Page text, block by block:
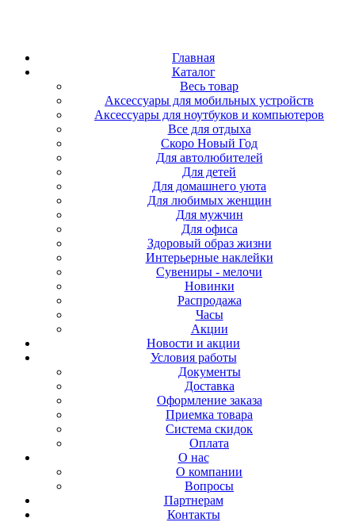
Главная
Каталог
Весь товар
Аксессуары для мобильных устройств
Аксессуары для ноутбуков и компьютеров
Все для отдыха
Скоро Новый Год
Для автолюбителей
Для детей
Для домашнего уюта
Для любимых женщин
Для мужчин
Для офиса
Здоровый образ жизни
Интерьерные наклейки
Сувениры - мелочи
Новинки
Распродажа
Часы
Акции
Новости и акции
Условия работы
Документы
Доставка
Оформление заказа
Приемка товара
Система скидок
Оплата
О нас
О компании
Вопросы
Партнерам
Контакты